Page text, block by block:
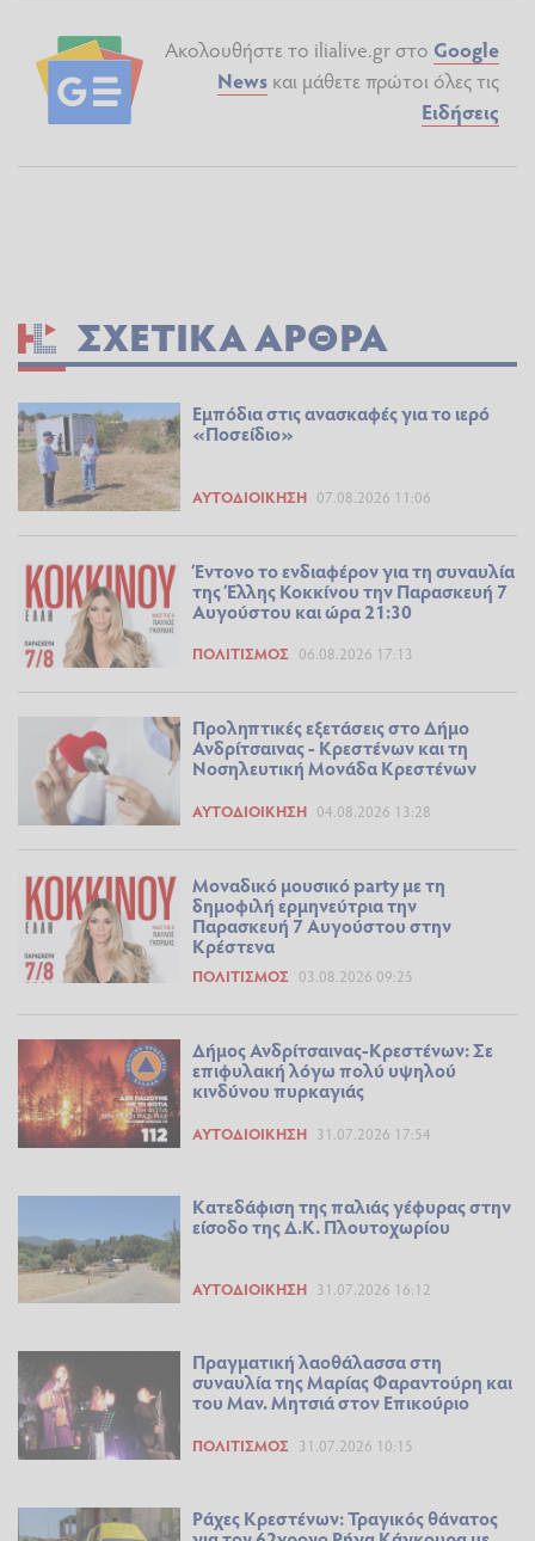
Ακολουθήστε το ilialive.gr στο Google
News και μάθετε πρώτοι όλες τις
Ειδήσεις
ΣΧΕΤΙΚΆ ΆΡΘΡΑ
Εμπόδια στις ανασκαφές για το ιερό
«Ποσείδιο»
ΑΥΤΟΔΙΟΊΚΗΣΗ 07.08.2026 11:06
Έντονο το ενδιαφέρον για τη συναυλία
της Έλλης Κοκκίνου την Παρασκευή 7
Αυγούστου και ώρα 21:30
ΠΟΛΙΤΙΣΜΌΣ 06.08.2026 17:13
Προληπτικές εξετάσεις στο Δήμο
Ανδρίτσαινας - Κρεστένων και τη
Νοσηλευτική Μονάδα Κρεστένων
ΑΥΤΟΔΙΟΊΚΗΣΗ 04.08.2026 13:28
Μοναδικό μουσικό party με τη
δημοφιλή ερμηνεύτρια την
Παρασκευή 7 Αυγούστου στην
Κρέστενα
ΠΟΛΙΤΙΣΜΌΣ 03.08.2026 09:25
Δήμος Ανδρίτσαινας-Κρεστένων: Σε
επιφυλακή λόγω πολύ υψηλού
κινδύνου πυρκαγιάς
ΑΥΤΟΔΙΟΊΚΗΣΗ 31.07.2026 17:54
Κατεδάφιση της παλιάς γέφυρας στην
είσοδο της Δ.Κ. Πλουτοχωρίου
ΑΥΤΟΔΙΟΊΚΗΣΗ 31.07.2026 16:12
Πραγματική λαοθάλασσα στη
συναυλία της Μαρίας Φαραντούρη και
του Μαν. Μητσιά στον Επικούριο
ΠΟΛΙΤΙΣΜΌΣ 31.07.2026 10:15
Ράχες Κρεστένων: Τραγικός θάνατος